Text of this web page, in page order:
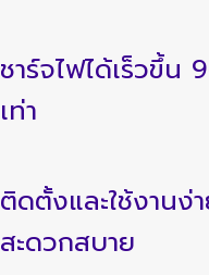
ชาร์จไฟได้เร็วขึ้น
เท่า
ติดตั้งและใช้งานง่
สะดวกสบาย